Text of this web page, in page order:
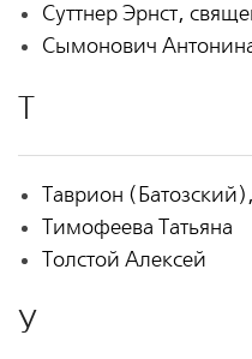
Суттнер Эрнст,
Сымонович
Т
Таврион
Тимофеева Татьяна
Толстой Алексей
У